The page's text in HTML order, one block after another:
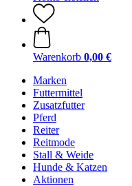
Warenkorb 0,00 €
Marken
Futtermittel
Zusatzfutter
Pferd
Reiter
Reitmode
Stall & Weide
Hunde & Katzen
Aktionen